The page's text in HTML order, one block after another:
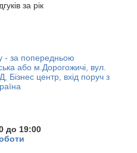
за рік
- за попередньою
або м.Дорогожичі, вул.
Бізнес центр, вхід поруч з
до 19:00